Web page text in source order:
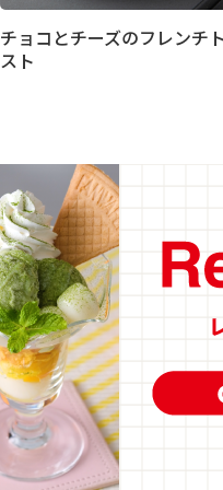
チョコとチーズのフレンチ
スト